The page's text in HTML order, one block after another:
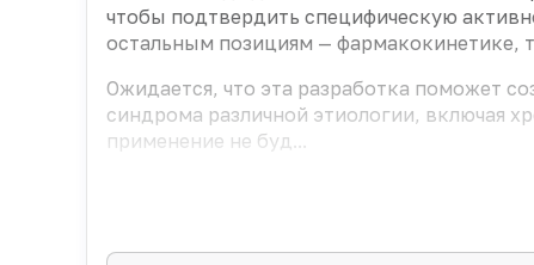
чтобы подтвердить специфическую
остальным позициям — фармакокинетике,
Ожидается, что эта разработка поможет
синдрома различной этиологии, включая
применение не буд...